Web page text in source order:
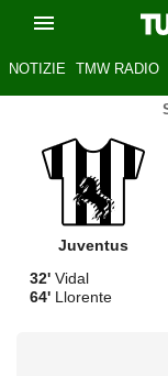
NOTIZIE TMW RADIO
Juventus
32' Vidal
64' Llorente